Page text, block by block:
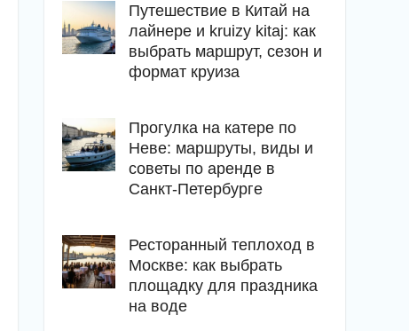
Путешествие в Китай на
лайнере и kruizy kitaj: как
выбрать маршрут, сезон и
формат круиза
Прогулка на катере по
Неве: маршруты, виды и
советы по аренде в
Санкт-Петербурге
Ресторанный теплоход в
Москве: как выбрать
площадку для праздника
на воде